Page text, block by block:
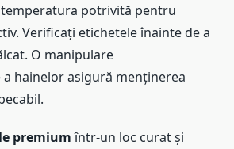
temperatura potrivită pentru
Verificați etichetele înainte de a
O manipulare
hainelor asigură menținerea
premiumîntr-un loc curat și